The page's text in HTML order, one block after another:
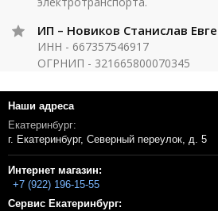
ИП – Новиков Станислав
ИНН - 667357546917
ОГРНИП - 321665800070345
Наши адреса
Екатеринбург:
г. Екатеринбург, Северный переулок, д. 5
Интернет магазин:
+7 (922) 196-15-55
Сервис Екатеринбург: